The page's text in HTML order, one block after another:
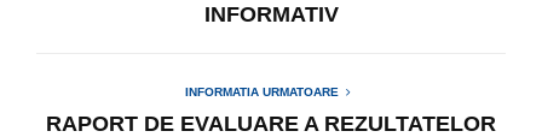
INFORMATIV
INFORMATIA URMATOARE
RAPORT DE EVALUARE A REZULTATELOR